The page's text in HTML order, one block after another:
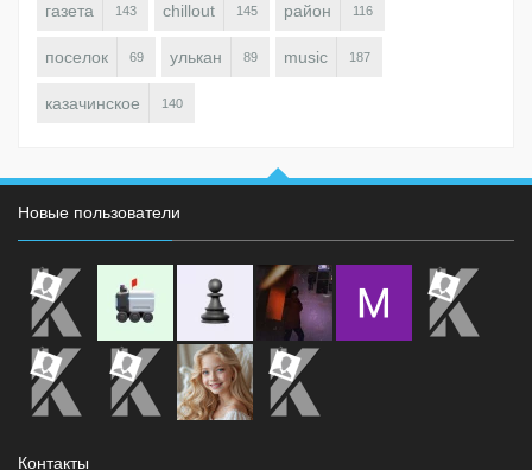
газета 143 chillout 145 район 116
поселок 69 улькан 89 music 187
казачинское 140
Новые пользователи
Контакты